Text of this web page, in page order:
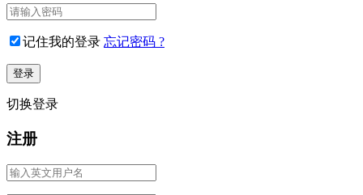
记住我的登录 忘记密码 ?
切换登录
注册